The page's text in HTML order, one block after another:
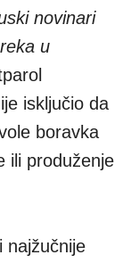
novinari
u
isključio da
boravka
ili produženje
najžučnije